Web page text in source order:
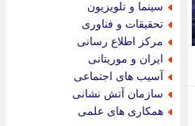
سینما و تلویزیون
تحقیقات و فناوری
مرکز اطلاع رسانی
ایران و موریتانی
آسیب های اجتماعی
سازمان آتش نشانی
همکاری های علمی